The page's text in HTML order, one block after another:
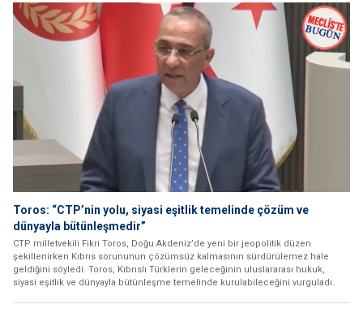
Toros: “CTP’nin yolu, siyasi eşitlik temelinde çözüm ve
dünyayla bütünleşmedir”
CTP milletvekili Fikri Toros, Doğu Akdeniz’de yeni bir jeopolitik düzen
şekillenirken Kıbrıs sorununun çözümsüz kalmasının sürdürülemez hale
geldiğini söyledi. Toros, Kıbrıslı Türklerin geleceğinin uluslararası hukuk,
siyasi eşitlik ve dünyayla bütünleşme temelinde kurulabileceğini vurguladı.